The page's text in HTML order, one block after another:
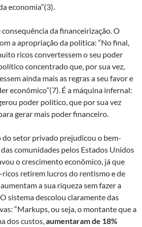
economia”(3).
da financeirização. O
a apropriação da política: “No final,
ricos convertessem o seu poder
concentrado que, por sua vez,
ainda mais as regras a seu favor e
econômico”(7). É a máquina infernal:
poder político, que por sua vez
gerar mais poder financeiro.
do setor privado prejudicou o bem-
comunidades pelos Estados Unidos
o crescimento econômico, já que
retirem lucros do rentismo e de
a sua riqueza sem fazer a
sistema descolou claramente das
“Markups, ou seja, o montante que a
dos custos,aumentaram de 18%